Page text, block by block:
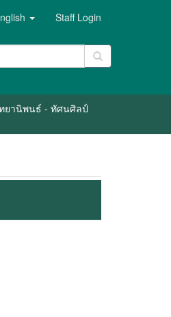
Staff Login
ทยานิพนธ์ - ทัศนศิลป์